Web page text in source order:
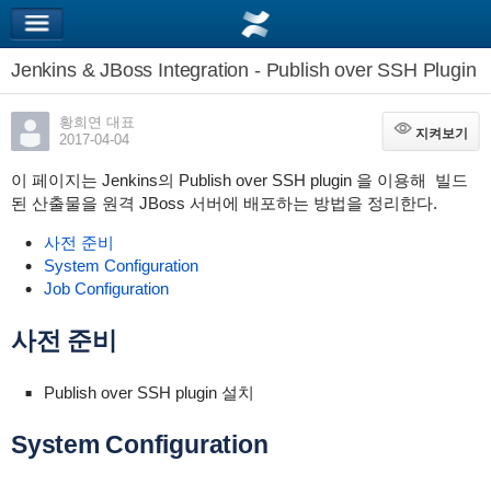
Jenkins & JBoss Integration - Publish over SSH Plugin
황희연 대표
2017-04-04
지켜보기
지켜보기
이 페이지는 Jenkins의 Publish over SSH plugin 을 이용해 빌드
된 산출물을 원격 JBoss 서버에 배포하는 방법을 정리한다.
사전 준비
System Configuration
Job Configuration
사전 준비
Publish over SSH plugin 설치
System Configuration